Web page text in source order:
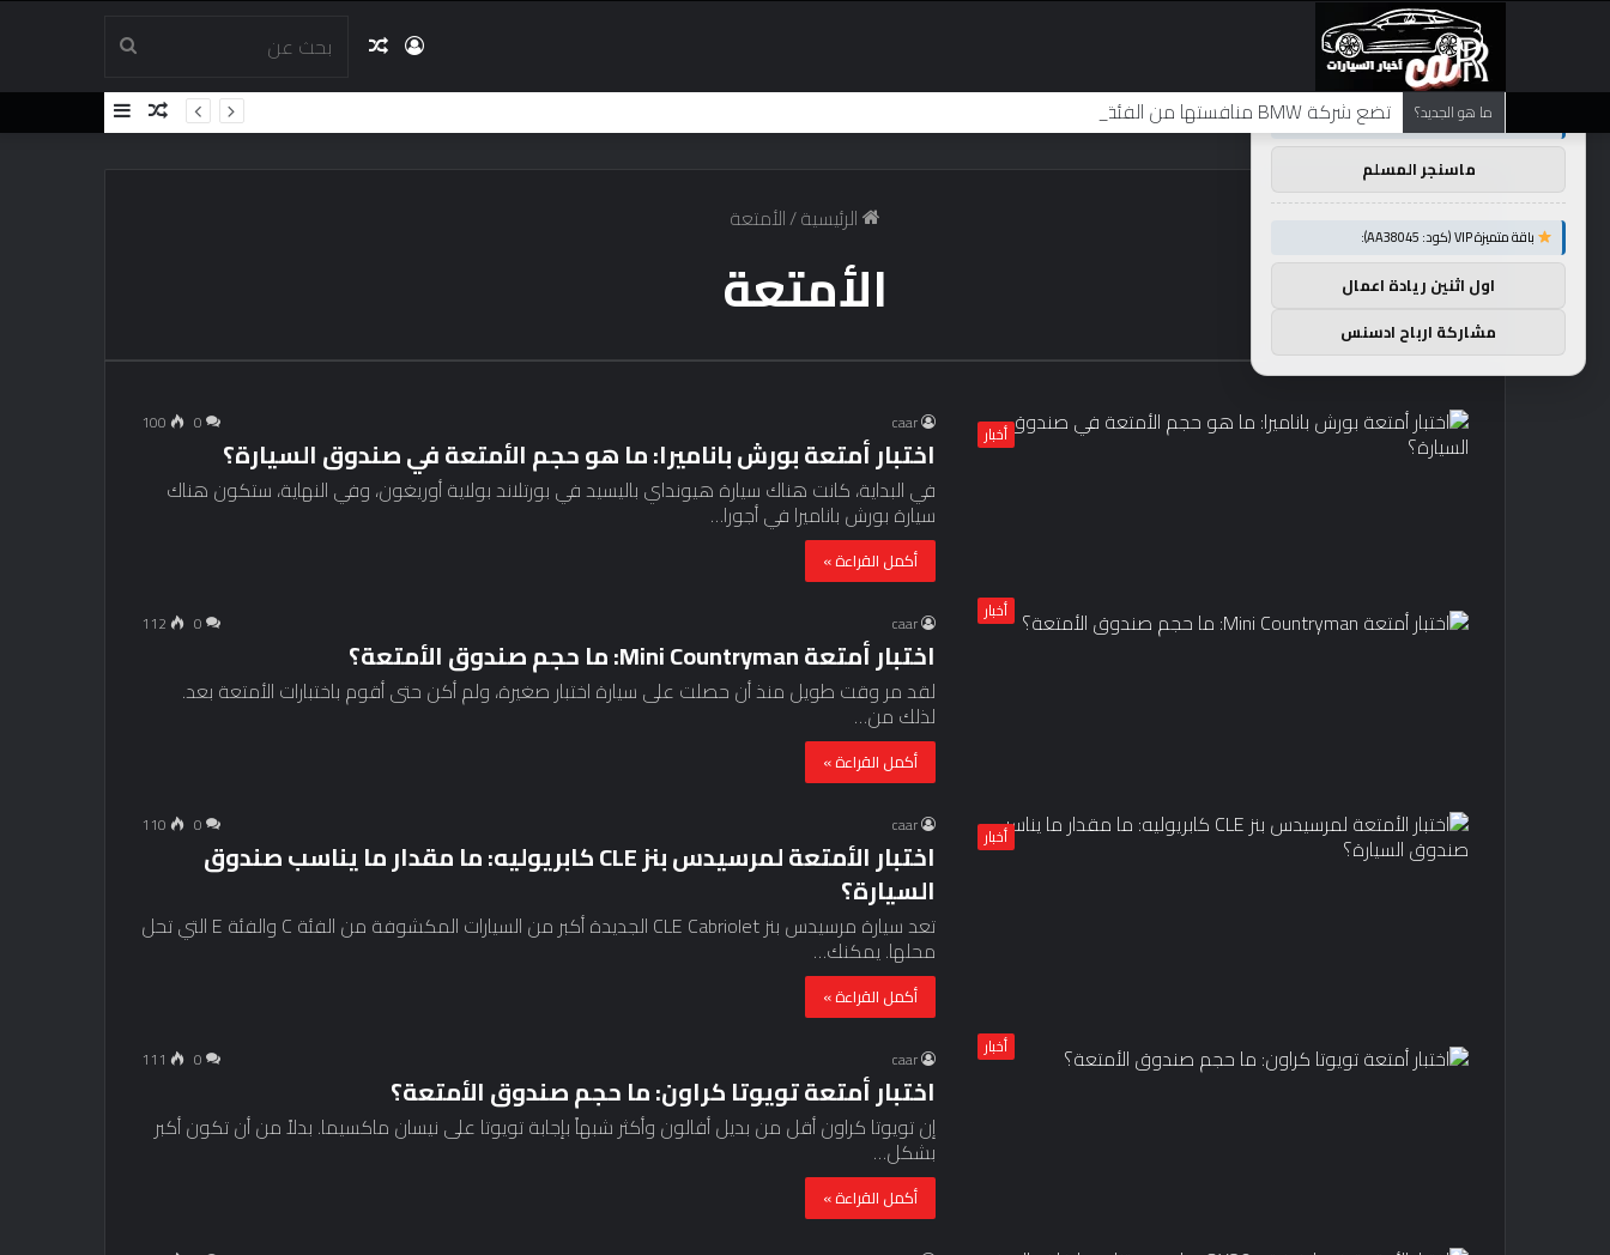
بحث
عن
مقال
عشوائي
تسجيل
الدخول
ما هو الجديد؟ تضع شركة BMW منافستها من الفئة G في حالة انتظار مع وصول الرياح المعاكسة في الصين إلى موطنها
إضافةمقال
الرئيسية/الأمتعة
الأمتعة
أخبار caar
0
100
اختبار أمتعة بورش باناميرا: ما هو حجم الأمتعة في صندوق السيارة؟
في البداية، كانت هناك سيارة هيونداي باليسيد في بورتلاند بولاية أوريغون، وفي النهاية، ستكون هناك
سيارة بورش باناميرا في أجورا…
أكمل القراءة »
أخبار caar
0
112
اختبار أمتعة Mini Countryman: ما حجم صندوق الأمتعة؟
لقد مر وقت طويل منذ أن حصلت على سيارة اختبار صغيرة، ولم أكن حتى أقوم باختبارات الأمتعة بعد.
لذلك من…
أكمل القراءة »
أخبار caar
0
110
اختبار الأمتعة لمرسيدس بنز CLE كابريوليه: ما مقدار ما يناسب صندوق
السيارة؟
تعد سيارة مرسيدس بنز CLE Cabriolet الجديدة أكبر من السيارات المكشوفة من الفئة C والفئة E التي تحل
محلها. يمكنك…
أكمل القراءة »
أخبار caar
0
111
اختبار أمتعة تويوتا كراون: ما حجم صندوق الأمتعة؟
إن تويوتا كراون أقل من بديل أفالون وأكثر شبهاً بإجابة تويوتا على نيسان ماكسيما. بدلاً من أن تكون أكبر
بشكل…
أكمل القراءة »
توصيات :
باقة متميزة VIP (كود: AA26790):
ماسنجر المسلم
باقة متميزة VIP (كود: AA38045):
اول اثنين ريادة اعمال
مشاركة ارباح ادسنس